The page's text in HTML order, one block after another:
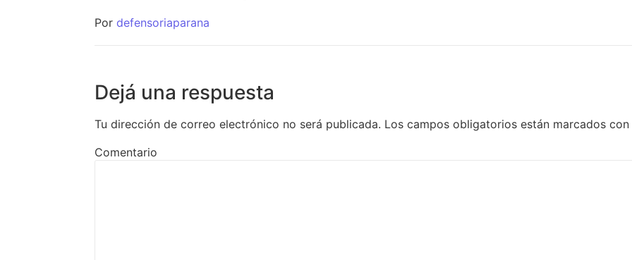
Pordefensoriaparana
Dejá una respuesta
Tu dirección de correo electrónico no será publicada. Los campos obligatorios están marcados
Comentario